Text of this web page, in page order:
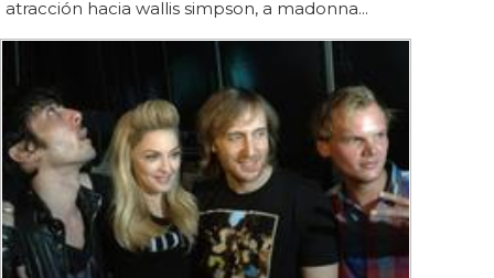
atracción hacia wallis simpson, a madonna...